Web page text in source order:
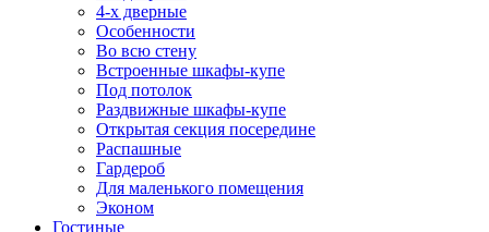
4-х дверные
Особенности
Во всю стену
Встроенные шкафы-купе
Под потолок
Раздвижные шкафы-купе
Открытая секция посередине
Распашные
Гардероб
Для маленького помещения
Эконом
Гостиные